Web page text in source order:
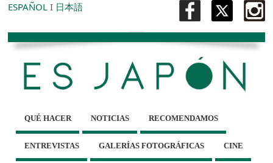
ESPAÑOL I 日本語
QUÉ HACER NOTICIAS RECOMENDAMOS
ENTREVISTAS GALERÍAS FOTOGRÁFICAS CINE